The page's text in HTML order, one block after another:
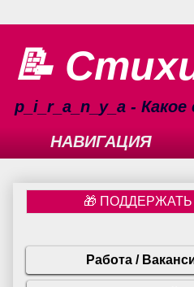
📝
p_i_r_a_n_y_a -
НАВИГАЦИЯ